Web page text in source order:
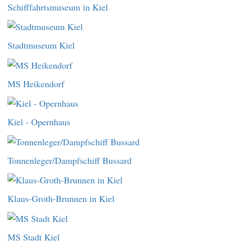
Schifffahrtsmuseum in Kiel
Stadtmuseum Kiel
MS Heikendorf
Kiel - Opernhaus
Tonnenleger/Dampfschiff Bussard
Klaus-Groth-Brunnen in Kiel
MS Stadt Kiel